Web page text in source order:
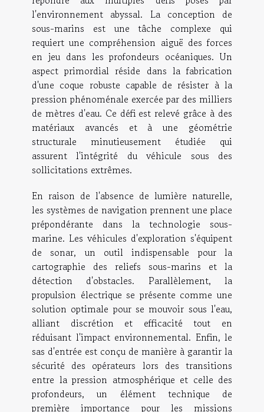
l'environnement abyssal. La conception de
sous-marins est une tâche complexe qui
requiert une compréhension aiguë des forces
en jeu dans les profondeurs océaniques. Un
aspect primordial réside dans la fabrication
d'une coque robuste capable de résister à la
pression phénoménale exercée par des milliers
de mètres d'eau. Ce défi est relevé grâce à des
matériaux avancés et à une géométrie
structurale minutieusement étudiée qui
assurent l'intégrité du véhicule sous des
sollicitations extrêmes.
En raison de l'absence de lumière naturelle,
les systèmes de navigation prennent une place
prépondérante dans la technologie sous-
marine. Les véhicules d'exploration s'équipent
de sonar, un outil indispensable pour la
cartographie des reliefs sous-marins et la
détection d'obstacles. Parallèlement, la
propulsion électrique se présente comme une
solution optimale pour se mouvoir sous l'eau,
alliant discrétion et efficacité tout en
réduisant l'impact environnemental. Enfin, le
sas d'entrée est conçu de manière à garantir la
sécurité des opérateurs lors des transitions
entre la pression atmosphérique et celle des
profondeurs, un élément technique de
première importance pour les missions